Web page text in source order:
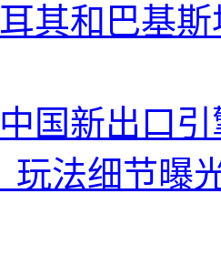
其和巴基
国新出口
玩法细节